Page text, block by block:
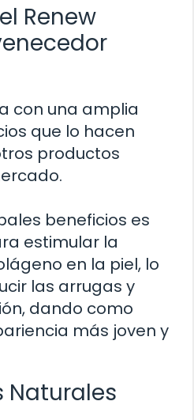
Renew
con una amplia
que lo hacen
productos
beneficios es
estimular la
en la piel, lo
las arrugas y
dando como
más joven y
Naturales